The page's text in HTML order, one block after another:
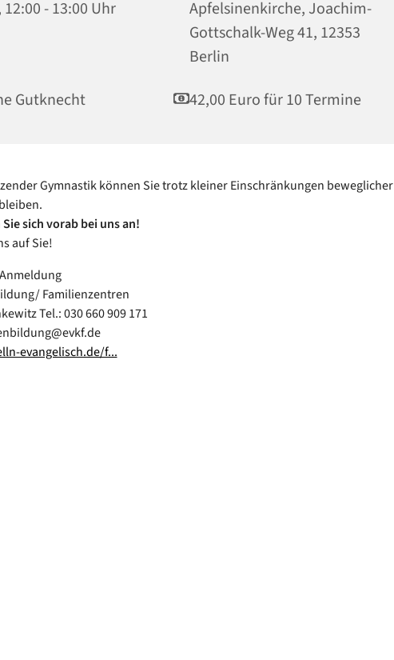
12:00 - 13:00 Uhr
Apfelsinenkirche, Joachim-
Gottschalk-Weg 41, 12353
Berlin
Gutknecht
42,00 Euro für 10 Termine
Gymnastik können Sie trotz kleiner Einschränkungen beweglicher
sich vorab bei uns an!
auf Sie!
Familienzentren
Tel.: 030 660 909 171
evangelisch.de/f...